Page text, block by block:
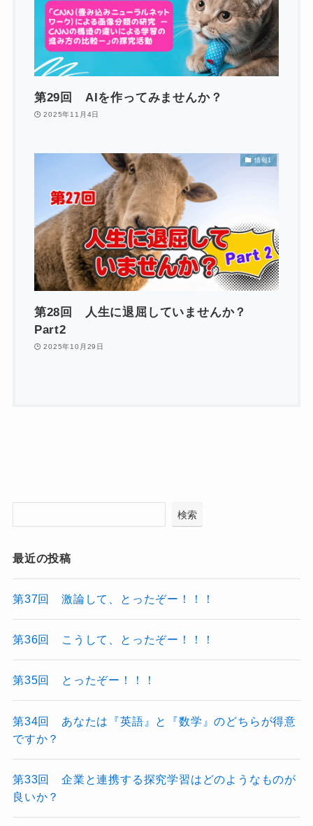
第29回 AIを作ってみませんか？
2025年11月4日
情報1
第28回 人生に退屈していませんか？
Part2
2025年10月29日
検索
最近の投稿
第37回 激論して、とったぞー！！！
第36回 こうして、とったぞー！！！
第35回 とったぞー！！！
第34回 あなたは『英語』と『数学』のどちらが得意
ですか？
第33回 企業と連携する探究学習はどのようなものが
良いか？